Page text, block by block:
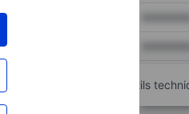
accéder à d’autres outils